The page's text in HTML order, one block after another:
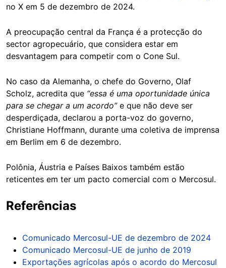
no X em 5 de dezembro de 2024.
A preocupação central da França é a protecção do
sector agropecuário, que considera estar em
desvantagem para competir com o Cone Sul.
No caso da Alemanha, o chefe do Governo, Olaf
Scholz, acredita que “essa é uma oportunidade única
para se chegar a um acordo”e que não deve ser
desperdiçada, declarou a porta-voz do governo,
Christiane Hoffmann, durante uma coletiva de imprensa
em Berlim em 6 de dezembro.
Polônia, Áustria e Países Baixos também estão
reticentes em ter um pacto comercial com o Mercosul.
Referências
Comunicado Mercosul-UE de dezembro de 2024
Comunicado Mercosul-UE de junho de 2019
Exportações agrícolas após o acordo do Mercosul